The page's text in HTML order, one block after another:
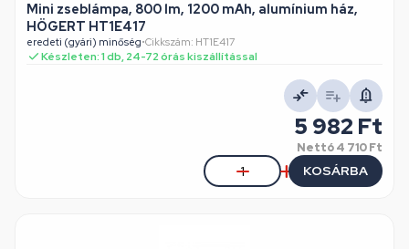
Mini zseblámpa, 800 lm, 1200 mAh, alumínium ház,
HÖGERT HT1E417
eredeti (gyári) minőség•Cikkszám: HT1E417
Készleten: 1 db, 24-72 órás kiszállítással
5 982 Ft
Nettó4 710 Ft
KOSÁRBA